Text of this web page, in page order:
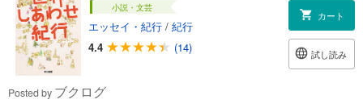
小説・文芸
エッセイ・紀行 / 紀行
4.4
(14)
カート
試し読み
Posted by ブクログ